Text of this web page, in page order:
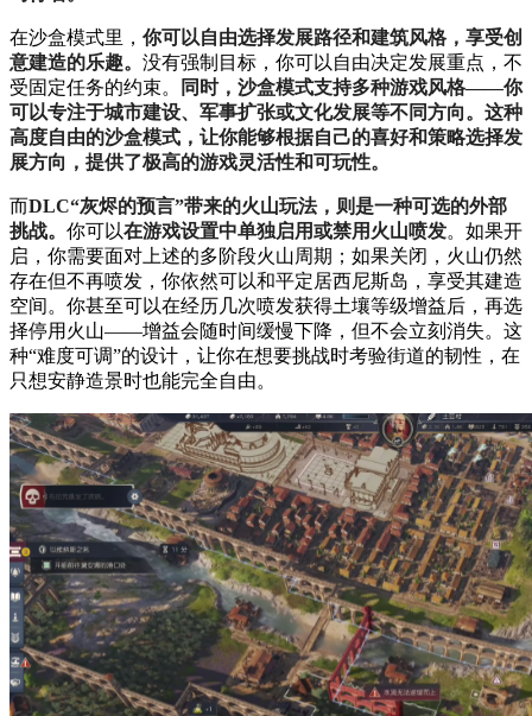
在沙盒模式里， 你可以自由选择发展路径和建筑风格，享受创
意建造的乐趣。 没有强制目标，你可以自由决定发展重点，不
受固定任务的约束。
同时，沙盒模式支持多种游戏风格——你
可以专注于城市建设、军事扩张或文化发展等不同方向。这种
高度自由的沙盒模式，让你能够根据自己的喜好和策略选择发
展方向，提供了极高的游戏灵活性和可玩性。
而DLC“灰烬的预言”带来的火山玩法，则是一种可选的外部
挑战。 你可以在游戏设置中单独启用或禁用火山喷发。如果开
启，你需要面对上述的多阶段火山周期；如果关闭，火山仍然
存在但不再喷发，你依然可以和平定居西尼斯岛，享受其建造
空间。你甚至可以在经历几次喷发获得土壤等级增益后，再选
择停用火山——增益会随时间缓慢下降，但不会立刻消失。这
种“难度可调”的设计，让你在想要挑战时考验街道的韧性，在
只想安静造景时也能完全自由。